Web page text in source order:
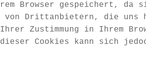
Browser gespeichert, da
von Drittanbietern, die
Zustimmung in Ihrem
Cookies kann sich